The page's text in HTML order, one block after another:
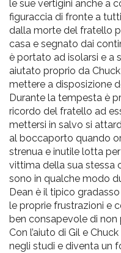
le sue vertigini anche a
figuraccia di fronte a
dalla morte del fratello
casa e segnato dai
è portato ad isolarsi e a
aiutato proprio da
mettere a disposizione
Durante la tempesta è
ricordo del fratello ad
mettersi in salvo si
al boccaporto quando
strenua e inutile lotta
vittima della sua stessa
sono in qualche modo
Dean è il tipico
le proprie frustrazioni e
ben consapevole di
Con l’aiuto di Gil e
negli studi e diventa un